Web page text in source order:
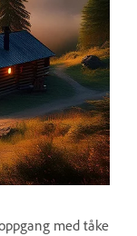
med tåke